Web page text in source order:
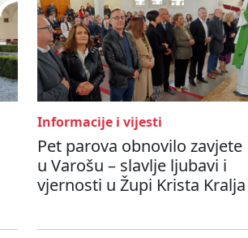
Informacije i vijesti
Pet parova obnovilo zavjete
u Varošu – slavlje ljubavi i
vjernosti u Župi Krista Kralja